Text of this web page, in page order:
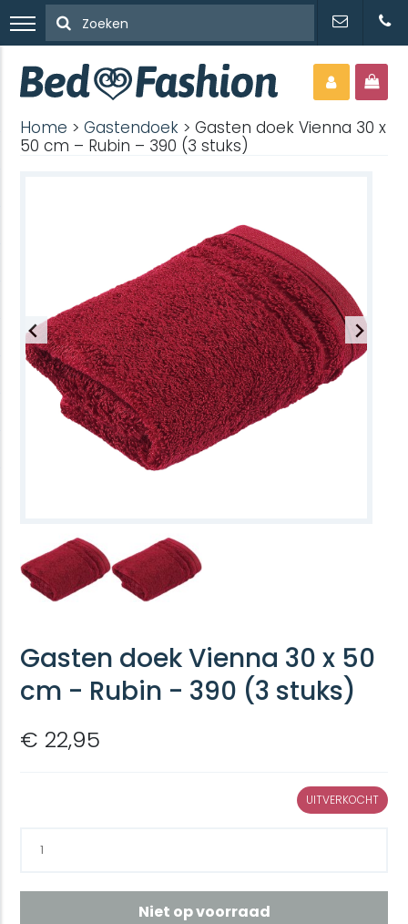
Home >Gastendoek > Gasten doek Vienna 30 x
50 cm – Rubin – 390 (3 stuks)
Gasten doek Vienna 30 x 50
cm - Rubin - 390 (3 stuks)
€ 22,95
UITVERKOCHT
Niet op voorraad